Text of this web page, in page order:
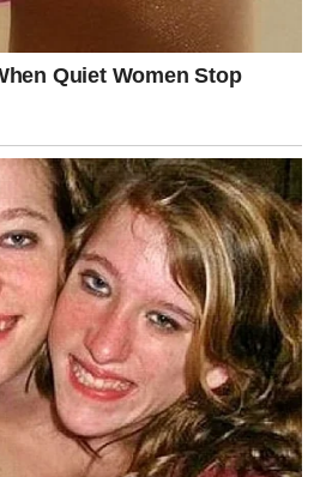
sigurnost, ali i poštovanje.
osećaj kontrole i potvrdu da se
isplaćuje.
ti nove ideje i drugačiji pogled
potrebu da se izdvojiš, ali i da
tvoju viziju. Poslovno –
U ljubavi želiš slobodu, ali i
Ova sedmica počinje tako što te
tvoja najveća snaga.